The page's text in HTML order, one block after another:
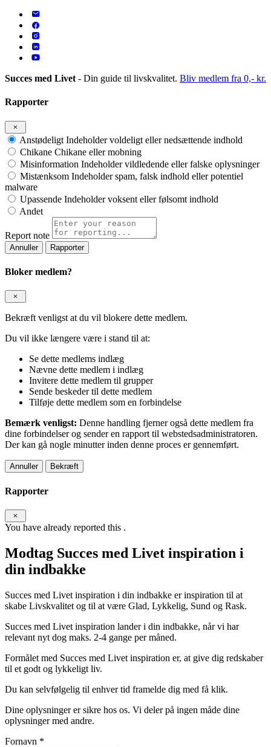
Succes med Livet - Din guide til livskvalitet. Bliv medlem fra 0,- kr.
Rapporter
Anstødeligt Indeholder voldeligt eller nedsættende indhold
Chikane Chikane eller mobning
Misinformation Indeholder vildledende eller falske oplysninger
Mistænksom Indeholder spam, falsk indhold eller potentiel
malware
Upassende Indeholder voksent eller følsomt indhold
Andet
Report note
Rapporter
Bloker medlem?
Bekræft venligst at du vil blokere dette medlem.
Du vil ikke længere være i stand til at:
Se dette medlems indlæg
Nævne dette medlem i indlæg
Invitere dette medlem til grupper
Sende beskeder til dette medlem
Tilføje dette medlem som en forbindelse
Bemærk venligst: Denne handling fjerner også dette medlem fra
dine forbindelser og sender en rapport til webstedsadministratoren.
Der kan gå nogle minutter inden denne proces er gennemført.
Bekræft
Rapporter
You have already reported this .
Modtag Succes med Livet inspiration i
din indbakke
Succes med Livet inspiration i din indbakke er inspiration til at
skabe Livskvalitet og til at være Glad, Lykkelig, Sund og Rask.
Succes med Livet inspiration lander i din indbakke, når vi har
relevant nyt dog maks. 2-4 gange per måned.
Formålet med Succes med Livet inspiration er, at give dig redskaber
til et godt og lykkeligt liv.
Du kan selvfølgelig til enhver tid framelde dig med få klik.
Dine oplysninger er sikre hos os. Vi deler på ingen måde dine
oplysninger med andre.
Fornavn *